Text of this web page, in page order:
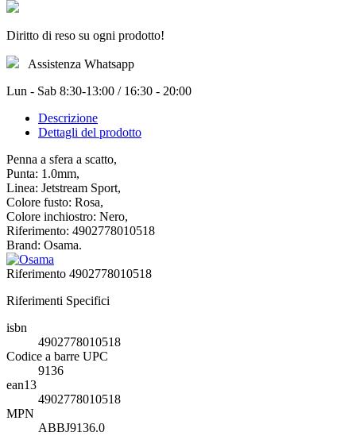
Diritto di reso su ogni prodotto!
Assistenza Whatsapp
Lun - Sab 8:30-13:00 / 16:30 - 20:00
Descrizione
Dettagli del prodotto
Penna a sfera a scatto,
Punta: 1.0mm,
Linea: Jetstream Sport,
Colore fusto: Rosa,
Colore inchiostro: Nero,
Riferimento: 4902778010518
Brand: Osama.
Riferimento 4902778010518
Riferimenti Specifici
isbn
4902778010518
Codice a barre UPC
9136
ean13
4902778010518
MPN
ABBJ9136.0